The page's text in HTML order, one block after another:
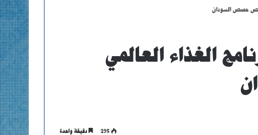
حصص السودان
الغذاء العالمي
295 دقيقة واحدة